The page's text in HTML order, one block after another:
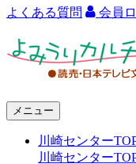
よくある質問 会員
メニュー
川崎センター
川崎センター